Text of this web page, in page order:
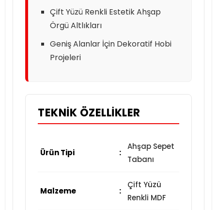
Çift Yüzü Renkli Estetik Ahşap
Örgü Altlıkları
Geniş Alanlar İçin Dekoratif Hobi
Projeleri
TEKNIK ÖZELLIKLER
Ürün Tipi :
Ahşap Sepet
Tabanı
Malzeme :
Çift Yüzü
Renkli MDF